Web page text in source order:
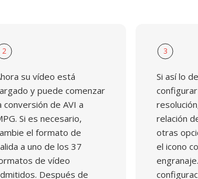
2
su vídeo está
y puede comenzar
conversión de AVI a
Si es necesario,
el formato de
a uno de los 37
de vídeo
Después de
3
Si así lo
relación
otras
el icono